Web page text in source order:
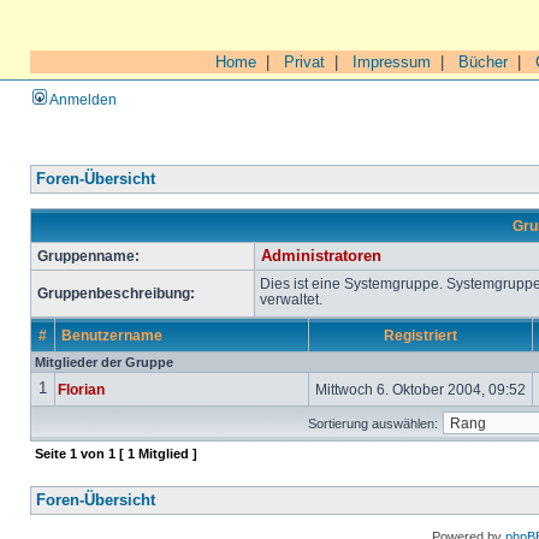
Home Privat Impressum Bücher|
Anmelden
Foren-Übersicht
Gruppenname:
Administratoren
Gruppenbeschreibung:
Dies ist eine Systemgruppe.
verwaltet.
# Benutzername Registriert
Mitglieder der Gruppe
1 Florian Mittwoch 6. Oktober 2004, 09:52
Sortierung auswählen:
Seite 1 von 1 [ 1 Mitglied ]
Foren-Übersicht